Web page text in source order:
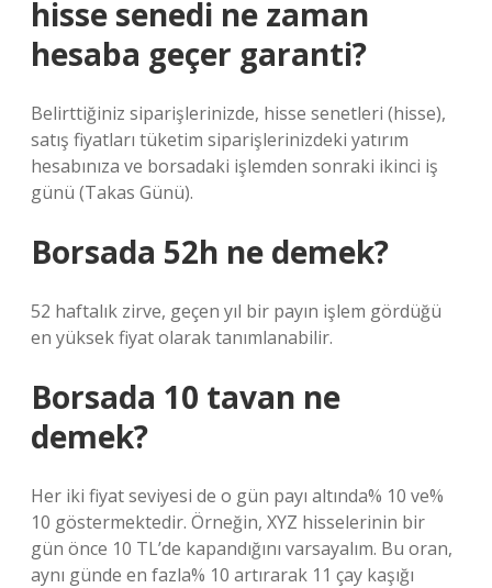
hisse senedi ne zaman
hesaba geçer garanti?
Belirttiğiniz siparişlerinizde, hisse senetleri (hisse),
satış fiyatları tüketim siparişlerinizdeki yatırım
hesabınıza ve borsadaki işlemden sonraki ikinci iş
günü (Takas Günü).
Borsada 52h ne demek?
52 haftalık zirve, geçen yıl bir payın işlem gördüğü
en yüksek fiyat olarak tanımlanabilir.
Borsada 10 tavan ne
demek?
Her iki fiyat seviyesi de o gün payı altında% 10 ve%
10 göstermektedir. Örneğin, XYZ hisselerinin bir
gün önce 10 TL’de kapandığını varsayalım. Bu oran,
aynı günde en fazla% 10 artırarak 11 çay kaşığı